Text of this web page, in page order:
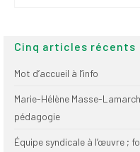
Cinq articles récents
Mot d’accueil à l’info
Marie-Hélène Masse-
pédagogie
Équipe syndicale à l’œuvre ;